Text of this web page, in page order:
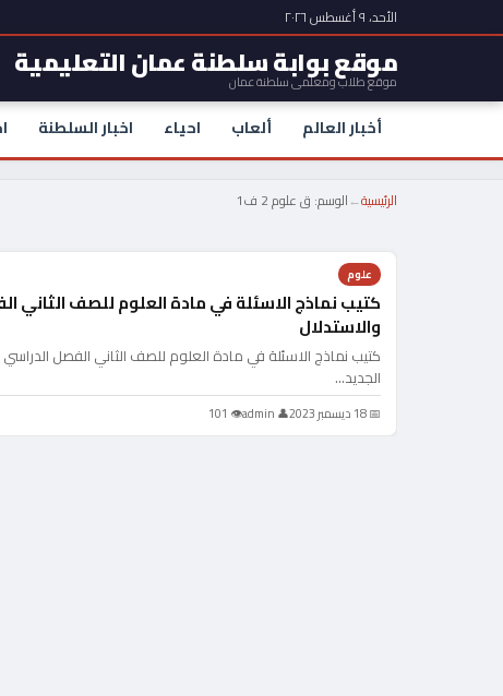
الأحد، ٩ أغسطس ٢٠٢٦
موقع بوابة سلطنة عمان التعليمية
موقع طلاب ومعلمي سلطنة عمان
أخبار العالم ألعاب احياء اخبار السلطنة
الرئيسية←الوسم: ق علوم 2 ف1
علوم
كتيب نماذج الاسئلة في مادة العلوم للصف الثاني
والاستدلال
كتيب نماذج الاسئلة في مادة العلوم للصف الثاني الفصل
الجديد…
📅 18 ديسمبر 2023 👤 admin
👁 101